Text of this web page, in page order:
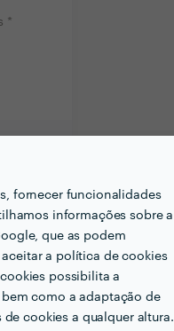
fornecer funcionalidades
informações sobre a
que as podem
a política de cookies
possibilita a
como a adaptação de
de cookies a qualquer altura.
*